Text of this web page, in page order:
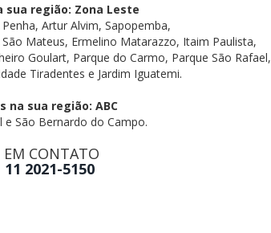
região: Zona Leste
Artur Alvim, Sapopemba,
Mateus, Ermelino Matarazzo, Itaim Paulista,
Goulart, Parque do Carmo, Parque São Rafael,
Tiradentes e Jardim Iguatemi.
sua região: ABC
São Bernardo do Campo.
EM CONTATO
11 2021-5150